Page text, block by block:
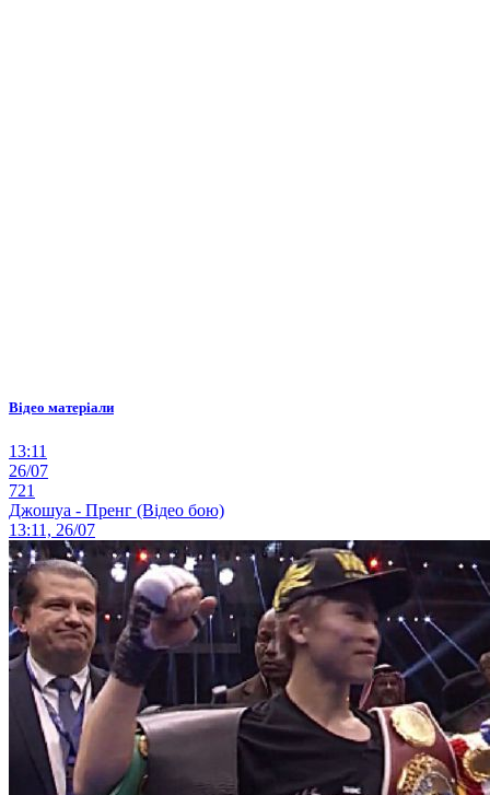
Відео матеріали
13:11
26/07
721
Джошуа - Пренг (Відео бою)
13:11, 26/07